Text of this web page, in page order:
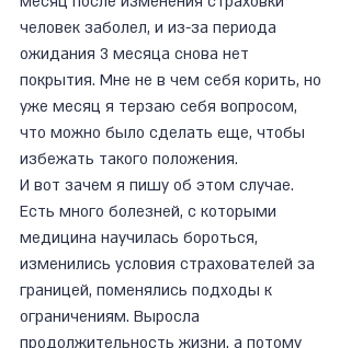
человек заболел, и из-за периода
ожидания 3 месяца снова нет
покрытия. Мне не в чем себя корить, но
уже месяц я терзаю себя вопросом,
что можно было сделать еще, чтобы
избежать такого положения.
И вот зачем я пишу об этом случае.
Есть много болезней, с которыми
медицина научилась бороться,
изменились условия страхователей за
границей, поменялись подходы к
ограничениям. Выросла
продолжительность жизни, а потому